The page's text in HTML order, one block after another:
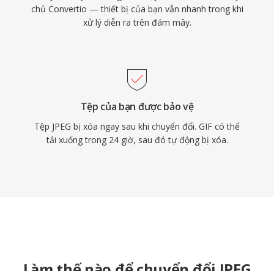
chủ Convertio — thiết bị của bạn vẫn nhanh trong khi
xử lý diễn ra trên đám mây.
Tệp của bạn được bảo vệ
Tệp JPEG bị xóa ngay sau khi chuyển đổi. GIF có thể
tải xuống trong 24 giờ, sau đó tự động bị xóa.